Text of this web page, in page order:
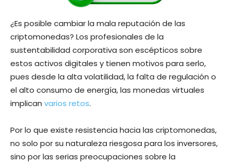
¿Es posible cambiar la mala reputación de las
criptomonedas? Los profesionales de la
sustentabilidad corporativa son escépticos sobre
estos activos digitales y tienen motivos para serlo,
pues desde la alta volatilidad, la falta de regulación o
el alto consumo de energía, las monedas virtuales
implican varios retos.
Por lo que existe resistencia hacia las criptomonedas,
no solo por su naturaleza riesgosa para los inversores,
sino por las serias preocupaciones sobre la